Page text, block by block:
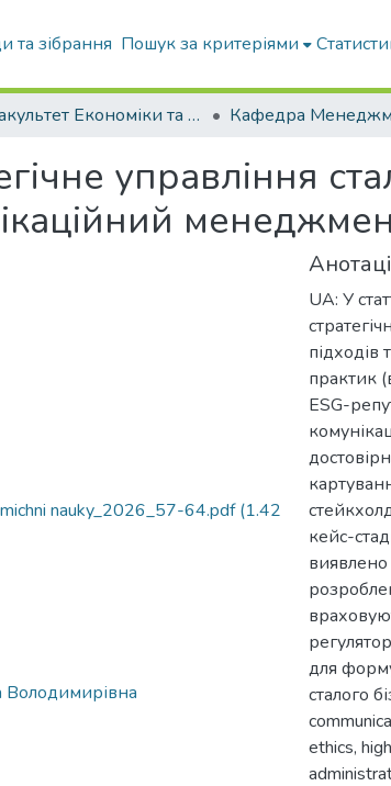
та зібрання Пошук за критеріями
Факультет Економіки та бізнесу
управління
nauky_2026_57-64.pdf(1.42
Володимирівна
UA: У
підходів
практик
ESG-
кейс-
виявлено
для
сталого
ethics,